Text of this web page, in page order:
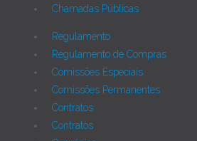
Chamadas Públicas
Regulamento
Regulamento de Compras
Comissões Especiais
Comissões Permanentes
Contratos
Contratos